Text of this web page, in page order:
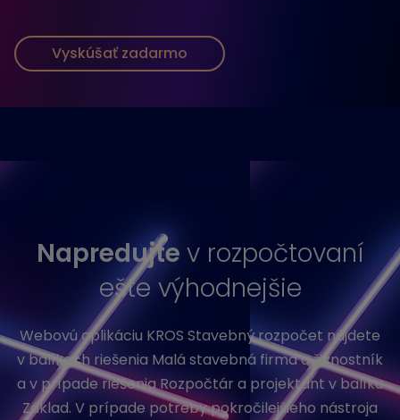
Vyskúšať zadarmo
Napredujte v rozpočtovaní
ešte výhodnejšie
Webovú aplikáciu KROS Stavebný rozpočet nájdete
v balíkoch riešenia Malá stavebná firma a živnostník
a v prípade riešenia Rozpočtár a projektant v balíku
Základ. V prípade potreby pokročilejšieho nástroja